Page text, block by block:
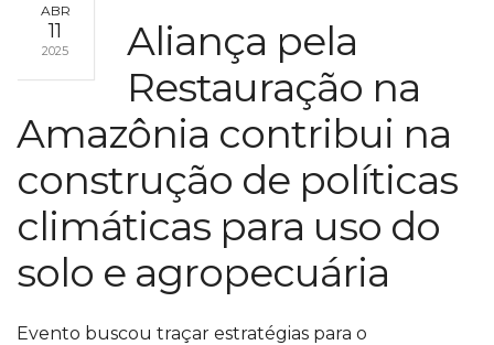
ABR
11
2025
Aliança pela
Restauração na
Amazônia contribui na
construção de políticas
climáticas para uso do
solo e agropecuária
Evento buscou traçar estratégias para o